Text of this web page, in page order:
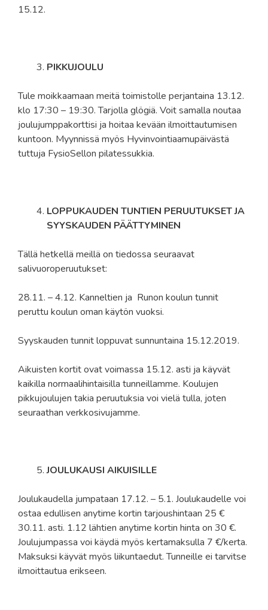
15.12.
PIKKUJOULU
Tule moikkaamaan meitä toimistolle perjantaina 13.12.
klo 17:30 – 19:30. Tarjolla glögiä. Voit samalla noutaa
joulujumppakorttisi ja hoitaa kevään ilmoittautumisen
kuntoon. Myynnissä myös Hyvinvointiaamupäivästä
tuttuja FysioSellon pilatessukkia.
LOPPUKAUDEN TUNTIEN PERUUTUKSET JA
SYYSKAUDEN PÄÄTTYMINEN
Tällä hetkellä meillä on tiedossa seuraavat
salivuoroperuutukset:
28.11. – 4.12. Kanneltien ja Runon koulun tunnit
peruttu koulun oman käytön vuoksi.
Syyskauden tunnit loppuvat sunnuntaina 15.12.2019.
Aikuisten kortit ovat voimassa 15.12. asti ja käyvät
kaikilla normaalihintaisilla tunneillamme. Koulujen
pikkujoulujen takia peruutuksia voi vielä tulla, joten
seuraathan verkkosivujamme.
JOULUKAUSI AIKUISILLE
Joulukaudella jumpataan 17.12. – 5.1. Joulukaudelle voi
ostaa edullisen anytime kortin tarjoushintaan 25 €
30.11. asti. 1.12 lähtien anytime kortin hinta on 30 €.
Joulujumpassa voi käydä myös kertamaksulla 7 €/kerta.
Maksuksi käyvät myös liikuntaedut. Tunneille ei tarvitse
ilmoittautua erikseen.